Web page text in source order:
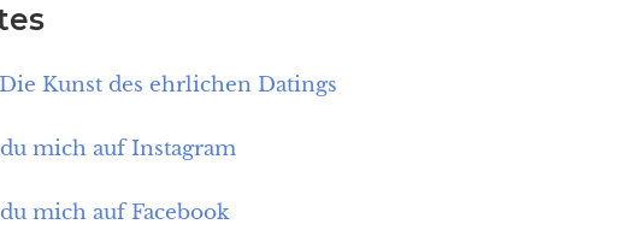
Kunst des ehrlichen Datings
mich auf Instagram
mich auf Facebook